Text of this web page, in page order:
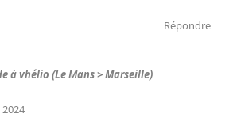
Répondre
à vhélio (Le Mans > Marseille)